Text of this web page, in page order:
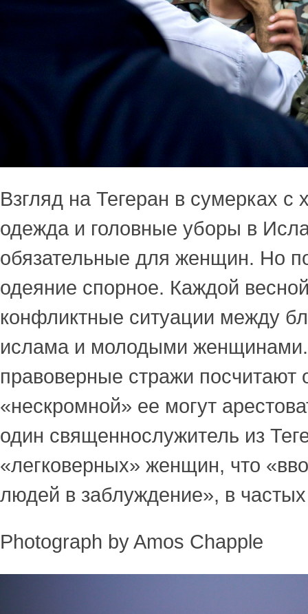
Взгляд на Тегеран в сумерках с
одежда и головные уборы в
обязательные для женщин. Но
одеяние спорное. Каждой
конфликтные ситуации между
ислама и молодыми
правоверные стражи
«нескромной» ее могут
один священнослужитель из
«легковерных» женщин, что
людей в заблуждение», в
Photograph by Amos Chapple